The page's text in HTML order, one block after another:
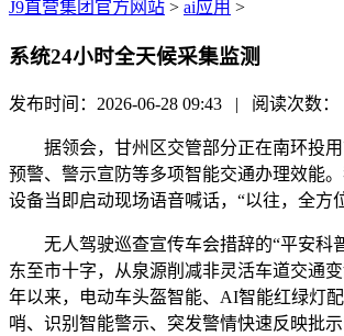
J9直营集团官方网站 > ai应用 >
系统24小时全天候采集监测
发布时间：2026-06-28 09:43 | 阅读次数：
据领会，甘州区交管部分正在南环投用
预警、警示宣防等多项智能交通办理效能
设备当即启动现场语音喊话，“以往，全
无人驾驶巡查宣传车会措辞的“平安科普
东至市十字，从泉源削减非灵活车道交通
年以来，电动车头盔智能、AI智能红绿灯
哨、识别智能警示、突发警情快速反映批